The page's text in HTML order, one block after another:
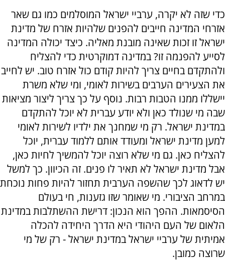
כדי שזה לא יקרה, ערביי ישראל המוסלמים כמו גם שאר
אזרחי המדינה חייבים להפנים שלהיות אזרח של מדינת
ישראל זו זכות שאינה מובנת מאליה. כיצד יכולה המדינה
לסייע להפנמה זו? במדינה דמוקרטית כדי להצליח
ולהתקדם בחיים צריך להיות קודם כול אזרח טוב. יש לחייב
את הצעירים הערבים בשירות לאומי, ומי שלא משרת
יישללו ממנו הטבות רבות. נוסף על כך צריך ליצור מציאות
שבה מי שנולד כאן ולא יודע עברית לא יוכל להתקדם
במדינת ישראל. רק מי שמחנך את ילדיו לשירות לאומי
למען מדינת ישראל ומעודד אותם ללמוד עברית, יוכל
להצליח כאן. גם מי שלא רוצה יוכל להמשיך לחיות כאן,
אבל מדינת ישראל לא תאיר לו פנים. זה הכיוון. כך למשל
יש לדאוג לכך שהשפה הערבית תחזור להיות פחות נוכחת
במרחב הציבורי. מי שאומר שזו גזענות, חי בעולם
הסיסמאות. ההפך הוא הנכון: דרישת ההשתלבות במדינת
הלאום של העם היהודי היא הדרך היחידה להכלה
אמיתית של ערביי ישראל במדינת ישראל - רק של מי
שרוצה כמובן.